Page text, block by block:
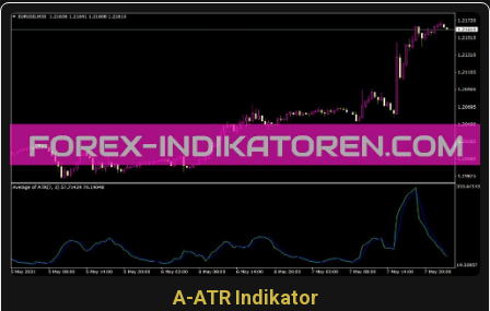
A-ATR Indikator